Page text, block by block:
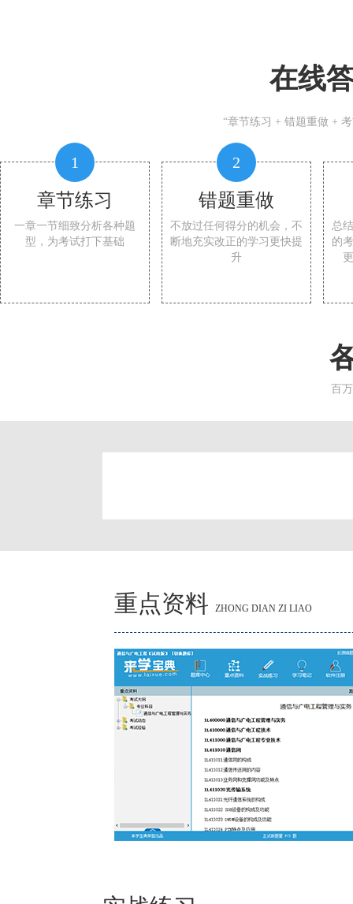
在线
“章节练习 + 错题重做 +
1
章节练习
一章一节细致分析各种题
型，为考试打下基础
2
错题重做
不放过任何得分的机会，不
断地充实改正的学习更快提
升
总
的
百
重点资料 ZHONG DIAN ZI LIAO